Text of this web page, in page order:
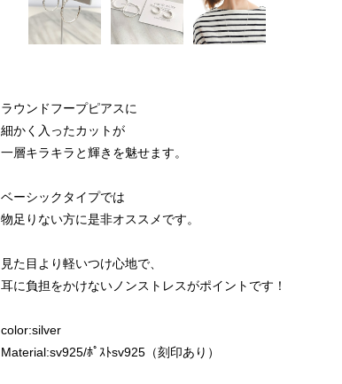
ラウンドフープピアスに
細かく入ったカットが
一層キラキラと輝きを魅せます。
ベーシックタイプでは
物足りない方に是非オススメです。
見た目より軽いつけ心地で、
耳に負担をかけないノンストレスがポイントです！
color:silver
Material:sv925/ﾎﾟｽﾄsv925（刻印あり）